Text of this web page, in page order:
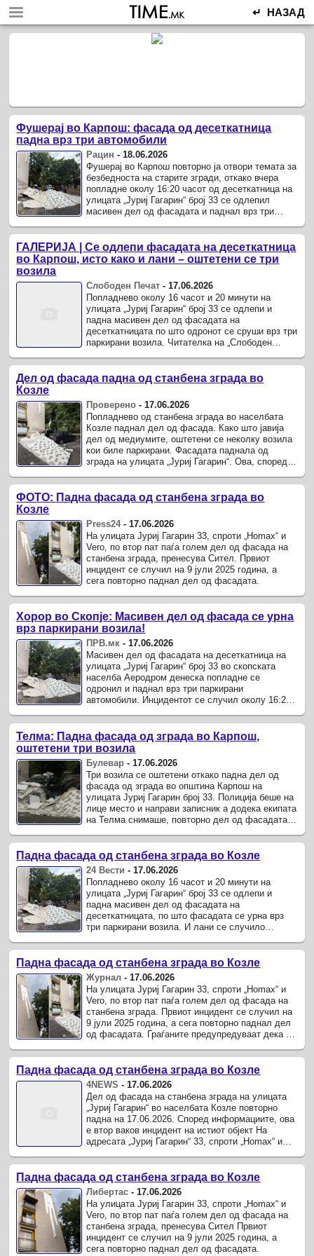
↵ НАЗАД
Фушерај во Карпош: фасада од десеткатница
падна врз три автомобили
Рацин - 18.06.2026
Фушерај во Карпош повторно ја отвори темата за
безбедноста на старите згради, откако вчера
попладне околу 16:20 часот од десеткатница на
улицата „Јуриј Гагарин“ број 33 се одлепил
масивен дел од фасадата и паднал врз три
ГАЛЕРИЈА | Се одлепи фасадата на десеткатница
во Карпош, исто како и лани – оштетени се три
возила
Слободен Печат - 17.06.2026
Попладнево околу 16 часот и 20 минути на
улицата „Јуриј Гагарин“ број 33 се одлепи и
падна масивен дел од фасадата на
десеткатницата по што одронот се сруши врз три
паркирани возила. Читателка на „Слободен
истото, односно фасадата на ...
Дел од фасада падна од станбена зграда во
Козле
Проверено -17.06.2026
Попладнево од станбена зграда во населбата
Козле паднал дел од фасада. Како што јавија
дел од медиумите, оштетени се неколку возила
кои биле паркирани. Фасадата паднала од
зграда на улицата „Јуриј Гагарин“. Ова, според
дел од ...
ФОТО: Падна фасада од станбена зграда во
Козле
Press24-17.06.2026
На улицата Јуриј Гагарин 33, спроти „Homax“ и
Vero, по втор пат паѓа голем дел од фасада на
станбена зграда, пренесува Сител. Првиот
инцидент се случил на 9 јули 2025 година, а
сега повторно паднал дел од фасадата.
Хорор во Скопје: Масивен дел од фасада се урна
врз паркирани возила!
ПРВ.мк -17.06.2026
Масивен дел од фасадата на десеткатница на
улицата „Јуриј Гагарин“ број 33 во скопската
населба Аеродром денеска попладне се
одронил и паднал врз три паркирани
автомобили. Инцидентот се случил околу 16:20
урнале од зградата и ...
Телма: Падна фасада од зграда во Карпош,
оштетени три возила
Булевар - 17.06.2026
Три возила се оштетени откако падна дел од
фасада од зграда во општина Карпош на
улицата Јуриј Гагарин број 33. Полиција беше на
лице место и направи записник а додека екипата
на Телма снимаше, повторно дел од фасадата
на ...
Падна фасада од станбена зграда во Козле
24 Вести - 17.06.2026
Попладнево околу 16 часот и 20 минути на
улицата „Јуриј Гагарин“ број 33 се одлепи и
падна масивен дел од фасадата на
десеткатницата, по што фасадата се урна врз
три паркирани возила. И лани се случило
зграда се одронила...
Падна фасада од станбена зграда во Козле
Журнал - 17.06.2026
На улицата Јуриј Гагарин 33, спроти „Homax“ и
Vero, по втор пат паѓа голем дел од фасада на
станбена зграда. Првиот инцидент се случил на
9 јули 2025 година, а сега повторно паднал дел
од фасадата. Граѓаните предупредуваат дека на
претставува ...
Падна фасада од станбена зграда во Козле
4NEWS -17.06.2026
Дел од фасада на станбена зграда на улицата
„Јуриј Гагарин“ во населбата Козле повторно
падна на 17.06.2026. Според информациите, ова
е втор ваков инцидент на истиот објект На
адресата „Јуриј Гагарин“ 33, спроти „Homax“ и
фасадата на ...
Падна фасада од станбена зграда во Козле
Либертас -17.06.2026
На улицата Јуриј Гагарин 33, спроти „Homax“ и
Vero, по втор пат паѓа голем дел од фасада на
станбена зграда, пренесува Сител Првиот
инцидент се случил на 9 јули 2025 година, а
сега повторно паднал дел од фасадата.